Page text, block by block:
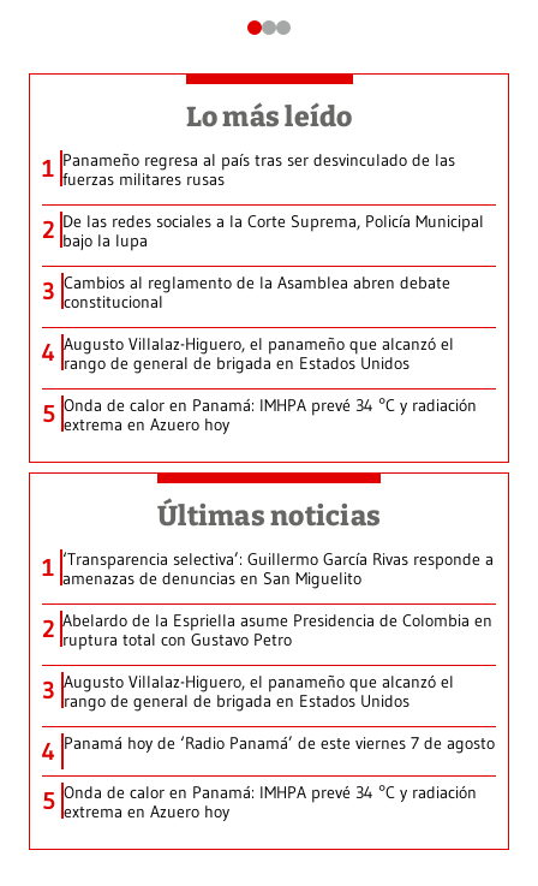
Lo más leído
1 Panameño regresa al país tras ser desvinculado de las
fuerzas militares rusas
2 De las redes sociales a la Corte Suprema, Policía Municipal
bajo la lupa
3 Cambios al reglamento de la Asamblea abren debate
constitucional
4 Augusto Villalaz-Higuero, el panameño que alcanzó el
rango de general de brigada en Estados Unidos
5 Onda de calor en Panamá: IMHPA prevé 34 °C y radiación
extrema en Azuero hoy
Últimas noticias
1 ‘Transparencia selectiva’: Guillermo García Rivas responde a
amenazas de denuncias en San Miguelito
2 Abelardo de la Espriella asume Presidencia de Colombia en
ruptura total con Gustavo Petro
3 Augusto Villalaz-Higuero, el panameño que alcanzó el
rango de general de brigada en Estados Unidos
4 Panamá hoy de ‘Radio Panamá’ de este viernes 7 de agosto
5 Onda de calor en Panamá: IMHPA prevé 34 °C y radiación
extrema en Azuero hoy